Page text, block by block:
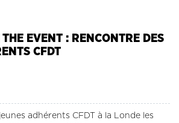
EVENT : RENCONTRE DES
CFDT
adhérents CFDT à la Londe les